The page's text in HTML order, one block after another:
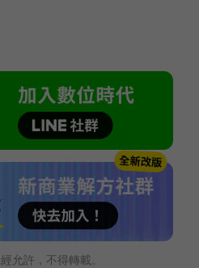
允許，不得轉載。